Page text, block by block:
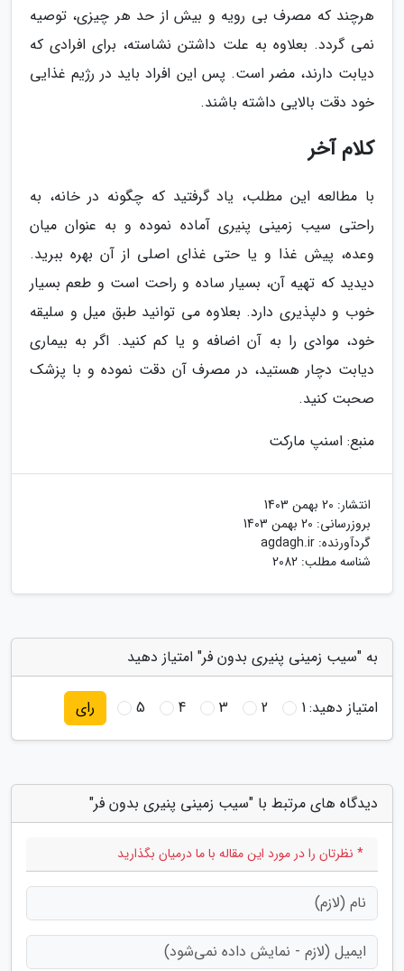
هرچند که مصرف بی رویه و بیش از حد هر چیزی، توصیه
نمی گردد. بعلاوه به علت داشتن نشاسته، برای افرادی که
دیابت دارند، مضر است. پس این افراد باید در رژیم غذایی
خود دقت بالایی داشته باشند.
کلام آخر
با مطالعه این مطلب، یاد گرفتید که چگونه در خانه، به
راحتی سیب زمینی پنیری آماده نموده و به عنوان میان
وعده، پیش غذا و یا حتی غذای اصلی از آن بهره ببرید.
دیدید که تهیه آن، بسیار ساده و راحت است و طعم بسیار
خوب و دلپذیری دارد. بعلاوه می توانید طبق میل و سلیقه
خود، موادی را به آن اضافه و یا کم کنید. اگر به بیماری
دیابت دچار هستید، در مصرف آن دقت نموده و با پزشک
صحبت کنید.
منبع: اسنپ مارکت
انتشار: 20 بهمن 1403
بروزرسانی: 20 بهمن 1403
گردآورنده: agdagh.ir
شناسه مطلب: 2082
به "سیب زمینی پنیری بدون فر" امتیاز دهید
امتیاز دهید:1
2
3
4
5 رای
دیدگاه های مرتبط با "سیب زمینی پنیری بدون فر"
* نظرتان را در مورد این مقاله با ما درمیان بگذارید